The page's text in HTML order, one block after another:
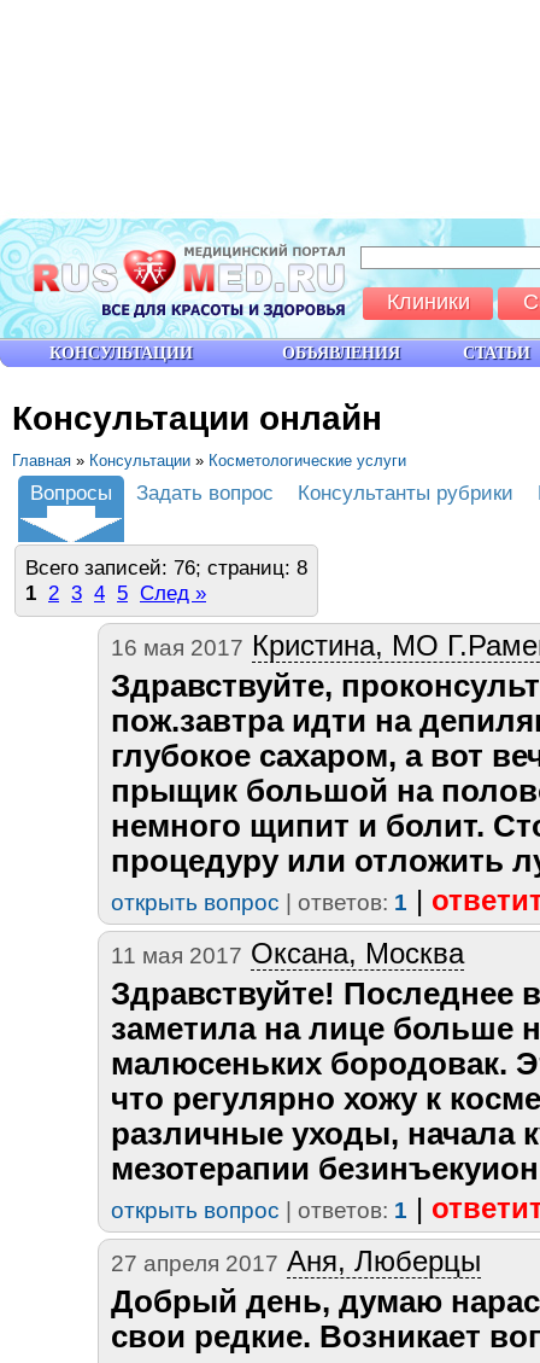
Консультации онлайн
Главная » Консультации » Косметологические услуги
Вопросы Задать вопрос Консультанты рубрики
Всего записей: 76; страниц: 8
1 2 3 4 5 След »
16 мая 2017 Кристина, МО
Здравствуйте,
пож.завтра идти на
глубокое сахаром, а вот
прыщик большой на
немного щипит и болит.
процедуру или отложить
открыть вопрос | ответов: 1 |
11 мая 2017 Оксана, Москва
Здравствуйте! Последнее
заметила на лице больше
малюсеньких бородовак.
что регулярно хожу к
различные уходы, начала
мезотерапии
открыть вопрос | ответов: 1 |
27 апреля 2017 Аня, Люберцы
Добрый день, думаю
свои редкие. Возникает
КОНСУЛЬТАЦИИ ОБЪЯВЛЕНИЯ СТАТЬИ
Клиники